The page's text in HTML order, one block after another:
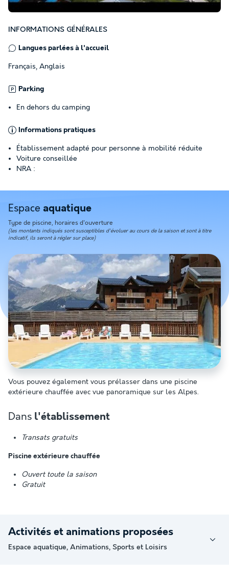
INFORMATIONS GÉNÉRALES
Langues parlées à l'accueil
Français, Anglais
Parking
En dehors du camping
Informations pratiques
Établissement adapté pour personne à mobilité réduite
Voiture conseillée
NRA :
Espace aquatique
Type de piscine, horaires d'ouverture
(les montants indiqués sont susceptibles d'évoluer au cours de la saison et sont à titre
indicatif, ils seront à régler sur place)
Vous pouvez également vous prélasser dans une piscine
extérieure chauffée avec vue panoramique sur les Alpes.
Dans l'établissement
Transats gratuits
Piscine extérieure chauffée
Ouvert toute la saison
Gratuit
Activités et animations proposées
Espace aquatique, Animations, Sports et Loisirs